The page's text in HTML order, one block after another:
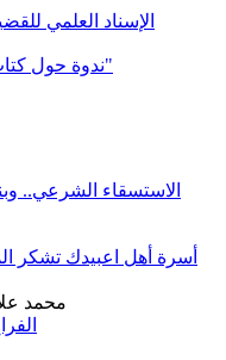
الإسناد العلمي
ندوة حول كتاب "العدالة الاجتماعية في الإسلام"
الاستسقاء الشرعي..
أسرة أهل اعبيدك تشكر